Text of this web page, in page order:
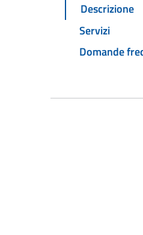
Descrizione
Servizi
Domande